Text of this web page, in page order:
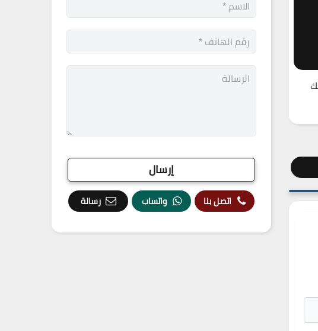
اتصل بنا واتساب رسالة